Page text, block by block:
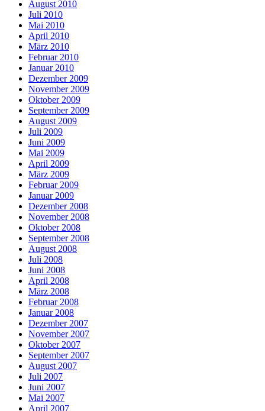
August 2010
Juli 2010
Mai 2010
April 2010
März 2010
Februar 2010
Januar 2010
Dezember 2009
November 2009
Oktober 2009
September 2009
August 2009
Juli 2009
Juni 2009
Mai 2009
April 2009
März 2009
Februar 2009
Januar 2009
Dezember 2008
November 2008
Oktober 2008
September 2008
August 2008
Juli 2008
Juni 2008
April 2008
März 2008
Februar 2008
Januar 2008
Dezember 2007
November 2007
Oktober 2007
September 2007
August 2007
Juli 2007
Juni 2007
Mai 2007
April 2007